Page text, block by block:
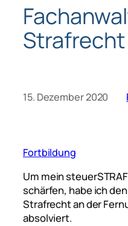
15. Dezember 2020
Fortbildung
Um mein
schärfen, habe ich
Strafrecht an der
absolviert.